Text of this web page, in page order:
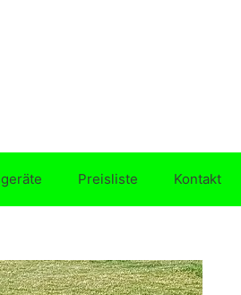
Preisliste Kontakt